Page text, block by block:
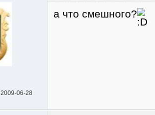
2009-06-28
а что смешного?